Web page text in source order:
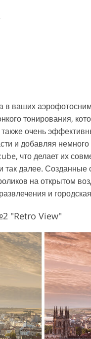
фотографий
Редактирования
Видео
в ваших
тонирования,
также очень
и добавляя немного
что делает их
далее. Созданные
на открытом
и городская
"Retro View"